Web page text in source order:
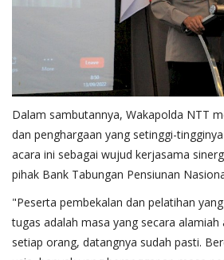
Dalam sambutannya, Wakapolda NTT
dan penghargaan yang setinggi-
acara ini sebagai wujud kerjasama
pihak Bank Tabungan Pensiunan
"Peserta pembekalan dan pelatihan
tugas adalah masa yang secara alamiah
setiap orang, datangnya sudah pasti.